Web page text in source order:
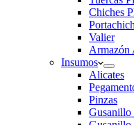
Chiches
Valier
Armazón
Insumos
Alicates
Pinzas
Gusanillo